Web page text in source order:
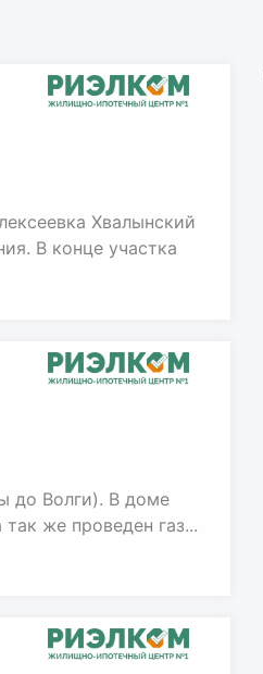
Хвалынский
В конце участка
до Волги). В доме
так же проведен газ...